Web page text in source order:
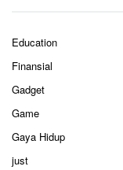
Education
Finansial
Gadget
Game
Gaya Hidup
just